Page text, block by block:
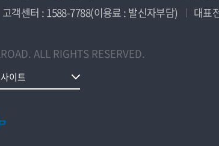
고객센터 : 1588-7788(이용료 : 발신자부담)
대표
ALL RIGHTS RESERVED.
이트